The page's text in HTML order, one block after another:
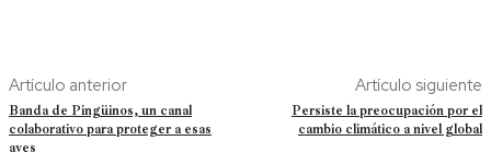
Artículo anterior
Banda de Pingüinos, un canal
colaborativo para proteger a esas
aves
Artículo siguiente
Persiste la preocupación por el
cambio climático a nivel global